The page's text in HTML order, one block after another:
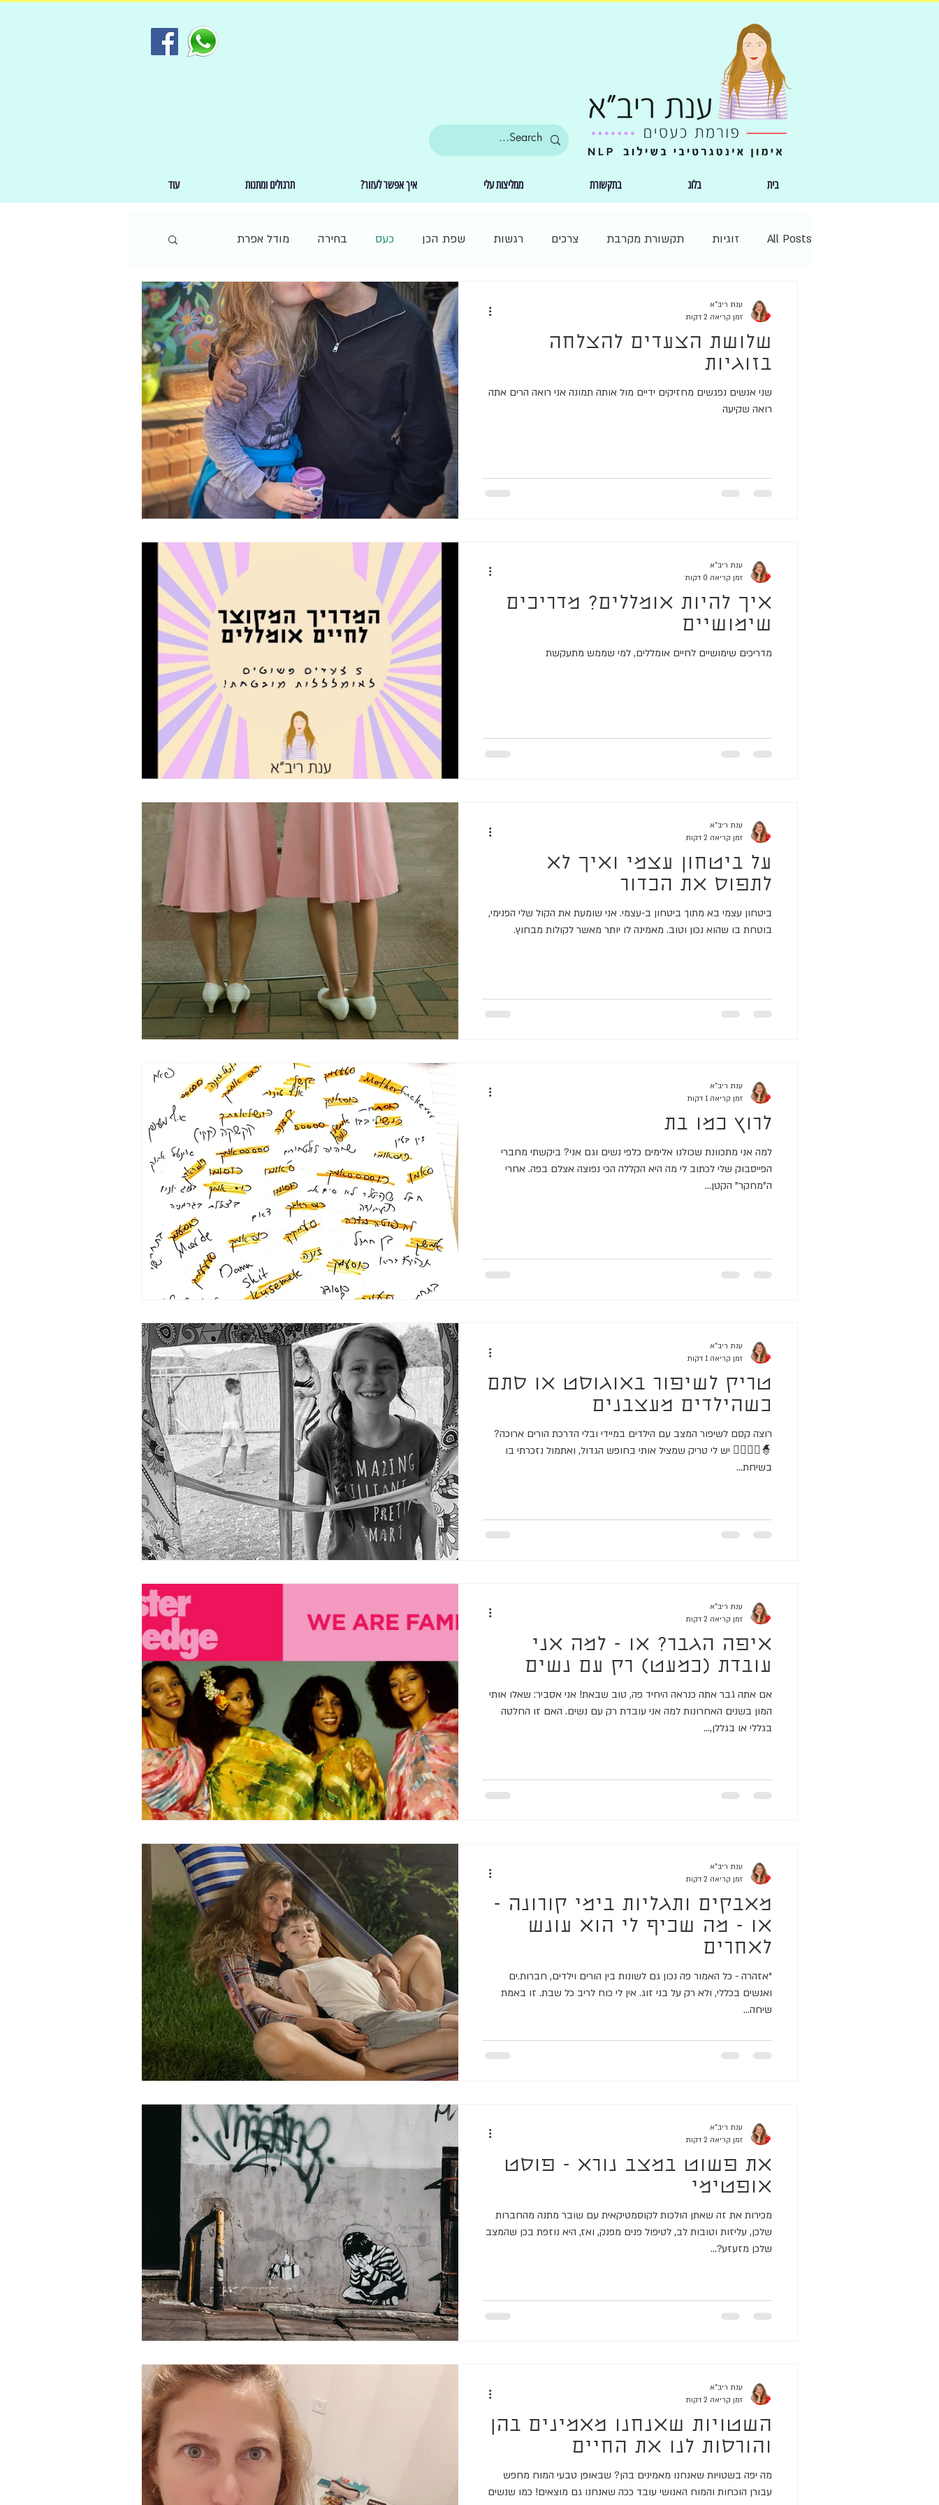
בית בלוג בתקשורת ממליצות עלי איך אפשר לעזור? תרגולים ומתנות עוד
All Posts זוגיות תקשורת מקרבת צרכים רגשות שפת הכן כעס בחירה מודל אפרת
פרשנות זן בודהיזם ארבע ההסכמות
שלושת הצעדים להצלחה
בזוגיות
שני אנשים נפגשים מחזיקים ידיים מול אותה תמונה אני רואה הרים אתה
רואה שקיעה
ענת ריב"א
זמן קריאה 2 דקות
איך להיות אומללים? מדריכים
שימושיים
מדריכים שימושיים לחיים אומללים, למי שממש מתעקשת
ענת ריב"א
זמן קריאה 0 דקות
על ביטחון עצמי ואיך לא
לתפוס את הכדור
ביטחון עצמי בא מתוך ביטחון ב-עצמי. אני שומעת את הקול שלי הפנימי,
בוטחת בו שהוא נכון וטוב. מאמינה לו יותר מאשר לקולות מבחוץ.
ענת ריב"א
זמן קריאה 2 דקות
לרוץ כמו בת
למה אני מתכוונת שכולנו אלימים כלפי נשים וגם אני? ביקשתי מחברי
הפייסבוק שלי לכתוב לי מה היא הקללה הכי נפוצה אצלם בפה. אחרי
ה"מחקר" הקטן...
ענת ריב"א
זמן קריאה 1 דקות
טריק לשיפור באוגוסט או סתם
כשהילדים מעצבנים
רוצה קסם לשיפור המצב עם הילדים במיידי ובלי הדרכת הורים ארוכה?
🧙🧝‍♀️🧞‍♂️ יש לי טריק שמציל אותי בחופש הגדול, ואתמול נזכרתי בו
בשיחת...
ענת ריב"א
זמן קריאה 1 דקות
איפה הגבר? או - למה אני
עובדת (כמעט) רק עם נשים
אם אתה גבר אתה כנראה היחיד פה, טוב שבאת! אני אסביר: שאלו אותי
המון בשנים האחרונות למה אני עובדת רק עם נשים. האם זו החלטה
בגללי או בגללן,...
ענת ריב"א
זמן קריאה 2 דקות
מאבקים ותגליות בימי קורונה -
או - מה שכיף לי הוא עונש
לאחרים
*אזהרה - כל האמור פה נכון גם לשונות בין הורים וילדים, חברות.ים
ואנשים בכללי, ולא רק על בני זוג. אין לי כוח לריב כל שבת. זו באמת
שיחה...
ענת ריב"א
זמן קריאה 2 דקות
את פשוט במצב נורא - פוסט
אופטימי
מכירות את זה שאתן הולכות לקוסמטיקאית עם שובר מתנה מהחברות
שלכן, עליזות וטובות לב, לטיפול פנים מפנק, ואז, היא נוזפת בכן שהמצב
שלכן מזעזע?...
ענת ריב"א
זמן קריאה 2 דקות
השטויות שאנחנו מאמינים בהן
והורסות לנו את החיים
מה יפה בשטויות שאנחנו מאמינים בהן? שבאופן טבעי המוח מחפש
עבורן הוכחות והמוח האנושי עובד ככה שאנחנו גם מוצאים! כמו שנשים
ענת ריב"א
זמן קריאה 2 דקות